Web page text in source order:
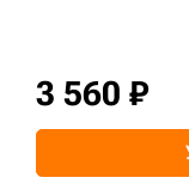
3 560 ₽